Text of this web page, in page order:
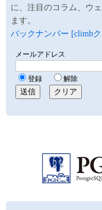
に、注目のコラム、ウ
ます。
バックナンバー [climb